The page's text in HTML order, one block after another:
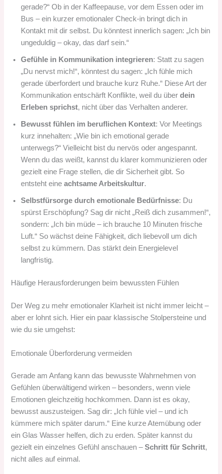
gerade?“ Ob in der Kaffeepause, vor dem Essen oder im
Bus – ein kurzer emotionaler Check-in bringt dich in
Kontakt mit dir selbst. Du könntest innerlich sagen: „Ich bin
ungeduldig – okay, das darf sein.“
Gefühle in Kommunikation integrieren: Statt zu sagen
„Du nervst mich!“, könntest du sagen: „Ich fühle mich
gerade überfordert und brauche kurz Ruhe.“ Diese Art der
Kommunikation entschärft Konflikte, weil du überdein
Erleben sprichst, nicht über das Verhalten anderer.
Bewusst fühlen im beruflichen Kontext: Vor Meetings
kurz innehalten: „Wie bin ich emotional gerade
unterwegs?“ Vielleicht bist du nervös oder angespannt.
Wenn du das weißt, kannst du klarer kommunizieren oder
gezielt eine Frage stellen, die dir Sicherheit gibt. So
entsteht eineachtsame Arbeitskultur.
Selbstfürsorge durch emotionale Bedürfnisse: Du
spürst Erschöpfung? Sag dir nicht „Reiß dich zusammen!“,
sondern: „Ich bin müde – ich brauche 10 Minuten frische
Luft.“ So wächst deine Fähigkeit, dich liebevoll um dich
selbst zu kümmern. Das stärkt dein Energielevel
langfristig.
Häufige Herausforderungen beim bewussten Fühlen
Der Weg zu mehr emotionaler Klarheit ist nicht immer leicht –
aber er lohnt sich. Hier ein paar klassische Stolpersteine und
wie du sie umgehst:
Emotionale Überforderung vermeiden
Gerade am Anfang kann das bewusste Wahrnehmen von
Gefühlen überwältigend wirken – besonders, wenn viele
Emotionen gleichzeitig hochkommen. Dann ist es okay,
bewusst auszusteigen. Sag dir: „Ich fühle viel – und ich
kümmere mich später darum.“ Eine kurze Atemübung oder
ein Glas Wasser helfen, dich zu erden. Später kannst du
gezielt ein einzelnes Gefühl anschauen –Schritt für Schritt,
nicht alles auf einmal.